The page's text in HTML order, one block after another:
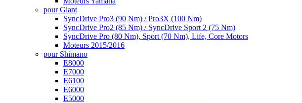
pour Giant
SyncDrive Pro3 (90 Nm) / Pro3X (100 Nm)
SyncDrive Pro2 (85 Nm) / SyncDrive Sport 2 (75 Nm)
SyncDrive Pro (80 Nm), Sport (70 Nm), Life, Core Motors
Moteurs 2015/2016
pour Shimano
E8000
E7000
E6100
E6000
E5000